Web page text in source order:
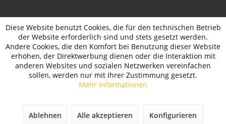
Diese Website benutzt Cookies, die für den technischen Betrieb
der Website erforderlich sind und stets gesetzt werden.
Andere Cookies, die den Komfort bei Benutzung dieser Website
erhöhen, der Direktwerbung dienen oder die Interaktion mit
anderen Websites und sozialen Netzwerken vereinfachen
sollen, werden nur mit Ihrer Zustimmung gesetzt.
Mehr Informationen
Ablehnen Alle akzeptieren Konfigurieren